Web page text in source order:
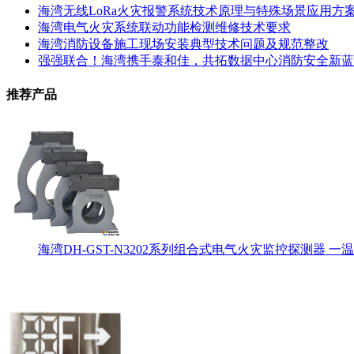
海湾无线LoRa火灾报警系统技术原理与特殊场景应用方
海湾电气火灾系统联动功能检测维修技术要求
海湾消防设备施工现场安装典型技术问题及规范整改
强强联合！海湾携手泰和佳，共拓数据中心消防安全新
推荐产品
海湾DH-GST-N3202系列组合式电气火灾监控探测器 一温